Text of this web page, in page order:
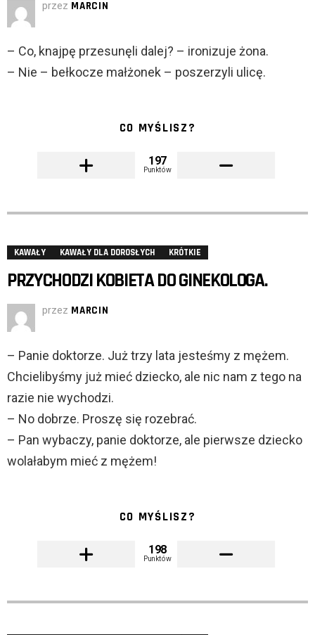
przez MARCIN
– Co, knajpę przesunęli dalej? – ironizuje żona.
– Nie – bełkocze małżonek – poszerzyli ulicę.
CO MYŚLISZ?
197
Punktów
KAWAŁY KAWAŁY DLA DOROSŁYCH KRÓTKIE
PRZYCHODZI KOBIETA DO GINEKOLOGA.
przez MARCIN
– Panie doktorze. Już trzy lata jesteśmy z mężem.
Chcielibyśmy już mieć dziecko, ale nic nam z tego na
razie nie wychodzi.
– No dobrze. Proszę się rozebrać.
– Pan wybaczy, panie doktorze, ale pierwsze dziecko
wolałabym mieć z mężem!
CO MYŚLISZ?
198
Punktów